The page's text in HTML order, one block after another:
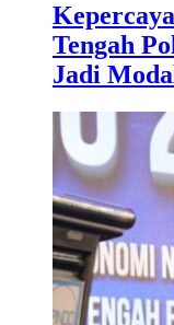
Tengah
Jadi